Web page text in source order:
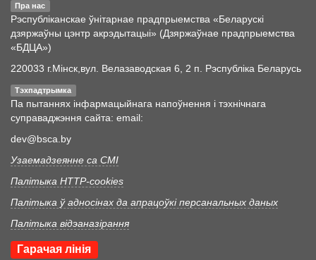
Пра нас
Рэспубліканскае ўнітарнае прадпрыемства «Беларускі
дзяржаўны цэнтр акрэдытацыі» (Дзяржаўнае прадпрыемства
«БДЦА»)
220033 г.Мінск,вул. Велазаводская 6, 2 п. Рэспубліка Беларусь
Тэхпадтрымка
Па пытаннях інфармацыйнага напоўнення і тэхнічнага
суправаджэння сайта: email:
dev@bsca.by
Узаемадзеянне са СМІ
Палітыка HTTP-cookies
Палітыка ў адносінах да апрацоўкі персанальных даных
Палітыка відэаназірання
Гарачая лінія